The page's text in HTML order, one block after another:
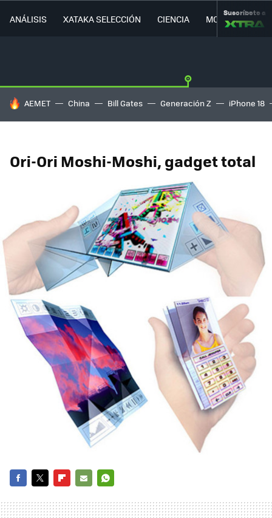
ANÁLISIS XATAKA SELECCIÓN CIENCIA MOVILIDAD
Suscríbete a
HOY SE HABLA DE
AEMET China Bill Gates Generación Z iPhone 18
Ori-Ori Moshi-Moshi, gadget total
MAIL